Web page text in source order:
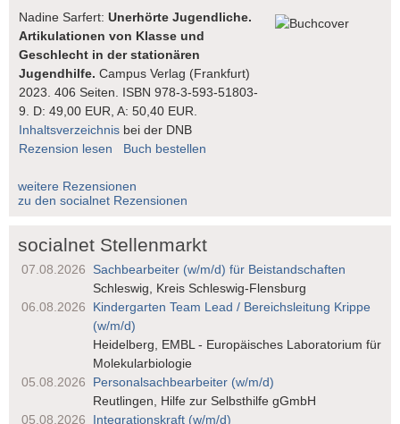
Nadine Sarfert:Unerhörte Jugendliche.
Artikulationen von Klasse und
Geschlecht in der stationären
Jugendhilfe.Campus Verlag (Frankfurt)
2023. 406 Seiten. ISBN 978-3-593-51803-
9. D: 49,00 EUR, A: 50,40 EUR.
Inhaltsverzeichnis bei der DNB
Rezension lesen
Buch bestellen
weitere Rezensionen
zu den socialnet Rezensionen
socialnet Stellenmarkt
07.08.2026
Sachbearbeiter (w/m/d) für Beistandschaften
Schleswig, Kreis Schleswig-Flensburg
06.08.2026
Kindergarten Team Lead / Bereichsleitung Krippe
(w/m/d)
Heidelberg, EMBL - Europäisches Laboratorium für
Molekularbiologie
05.08.2026
Personalsach­bearbeiter (w/m/d)
Reutlingen, Hilfe zur Selbsthilfe gGmbH
05.08.2026
Integrationskraft (w/m/d)